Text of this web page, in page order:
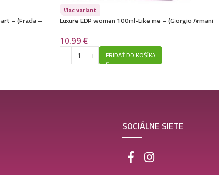
– (Prada –
Viac variant
Luxure EDP women 100ml-Like me – (Giorgio Armani
10,99€
PRIDAŤ DO KOŠÍKA
SOCIÁLNE SIETE